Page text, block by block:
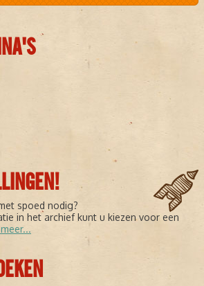
spoed nodig?
in het archief kunt u kiezen voor een